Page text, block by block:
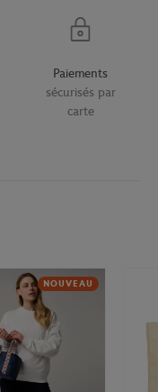
Paiements
sécurisés par
carte
NOUVEAU